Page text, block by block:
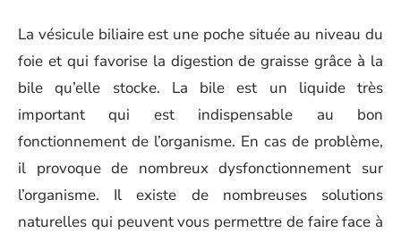
La vésicule biliaire est une poche située au niveau du
foie et qui favorise la digestion de graisse grâce à la
bile qu’elle stocke. La bile est un liquide très
important qui est indispensable au bon
fonctionnement de l’organisme. En cas de problème,
il provoque de nombreux dysfonctionnement sur
l’organisme. Il existe de nombreuses solutions
naturelles qui peuvent vous permettre de faire face à